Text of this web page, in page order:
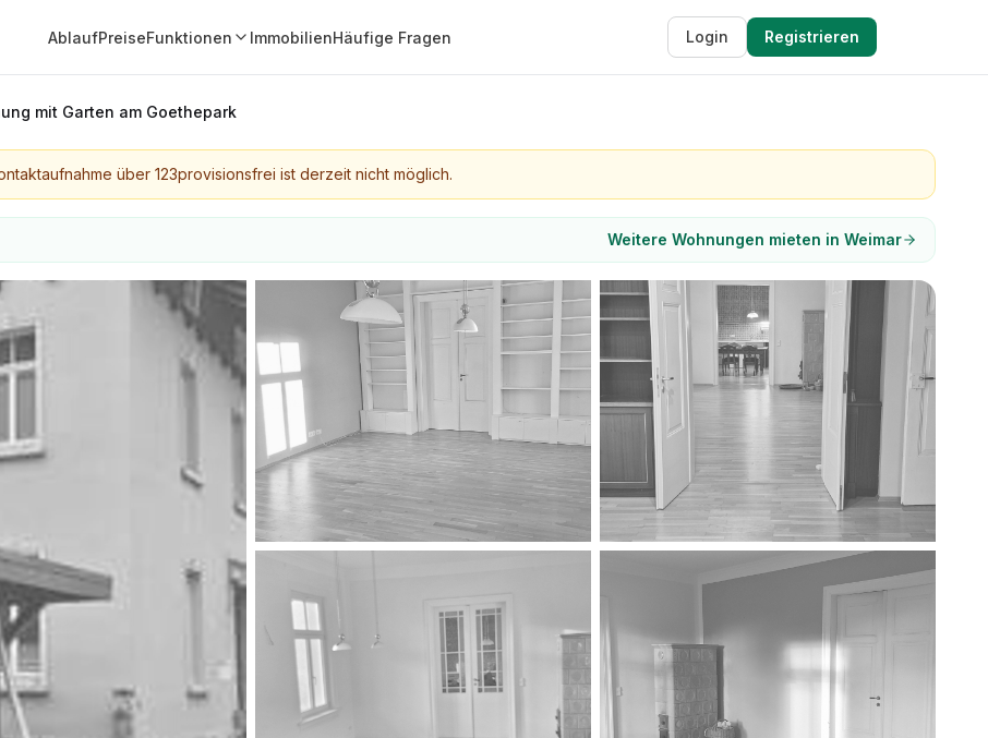
AblaufPreiseFunktionen ImmobilienHäufige Fragen Login Registrieren
mit Garten am Goethepark
über 123provisionsfrei ist derzeit nicht möglich.
Weitere Wohnungen mieten in Weimar